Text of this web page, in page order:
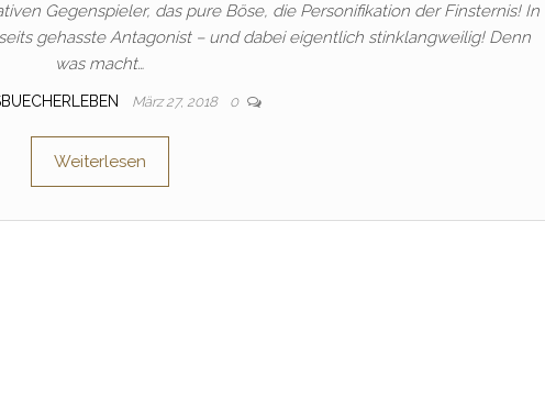
Gegenspieler, das pure Böse, die Personifikation der Finsternis! In
gehasste Antagonist – und dabei eigentlich stinklangweilig! Denn
was macht…
März 27, 2018 0
Weiterlesen